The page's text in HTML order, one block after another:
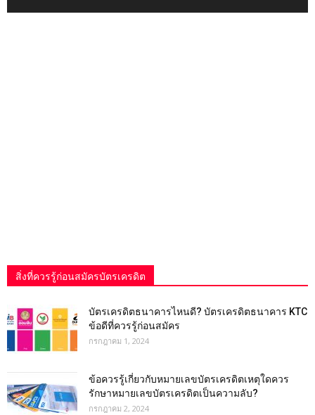
สิ่งที่ควรรู้ก่อนสมัครบัตรเครดิต
บัตรเครดิตธนาคารไหนดี? บัตรเครดิตธนาคาร KTC
ข้อดีที่ควรรู้ก่อนสมัคร
กรกฎาคม 1, 2024
ข้อควรรู้เกี่ยวกับหมายเลขบัตรเครดิตเหตุใดควร
รักษาหมายเลขบัตรเครดิตเป็นความลับ?
กรกฎาคม 2, 2024